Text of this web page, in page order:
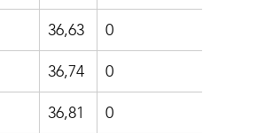
36,63 0
36,74 0
36,81 0